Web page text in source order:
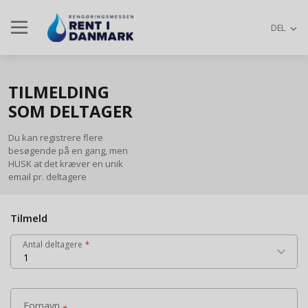
dehaze DEL keyboard_arrow_down
TILMELDING
SOM DELTAGER
Du kan registrere flere
besøgende på en gang, men
HUSK at det kræver en unik
email pr. deltagere
Tilmeld
1
Antal deltagere * keyboard_arrow_down
close